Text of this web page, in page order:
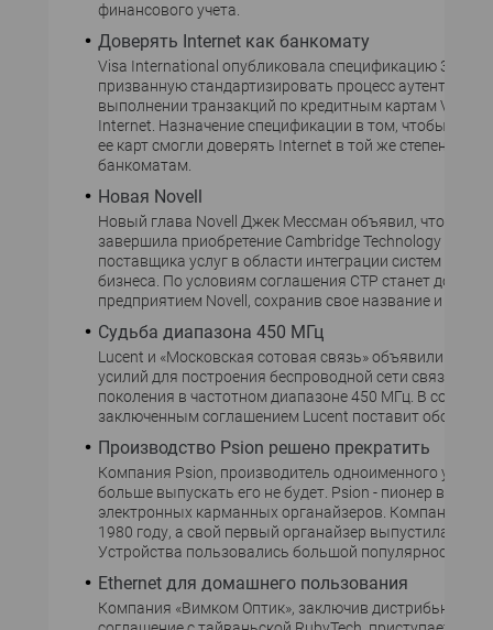
финансового учета.
Доверять Internet как банкомату
Visa International опубликовала спецификацию 3-D
призванную стандартизировать процесс
выполнении транзакций по кредитным картам Visa
Internet. Назначение спецификации в том, чтобы
ее карт смогли доверять Internet в той же степени, что
банкоматам.
Новая Novell
Новый глава Novell Джек Мессман объявил, что
завершила приобретение Cambridge Technology
поставщика услуг в области интеграции систем
бизнеса. По условиям соглашения CTP станет
предприятием Novell, сохранив свое название и
Судьба диапазона 450 МГц
Lucent и «Московская сотовая связь» объявили об
усилий для построения беспроводной сети связи
поколения в частотном диапазоне 450 МГц. В
заключенным соглашением Lucent поставит
Производство Psion решено прекратить
Компания Psion, производитель одноименного
больше выпускать его не будет. Psion - пионер в
электронных карманных органайзеров. Компания
1980 году, а свой первый органайзер выпустила в
Устройства пользовались большой популярностью.
Ethernet для домашнего пользования
Компания «Вимком Оптик», заключив